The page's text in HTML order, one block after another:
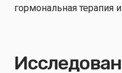
гормональная терапия